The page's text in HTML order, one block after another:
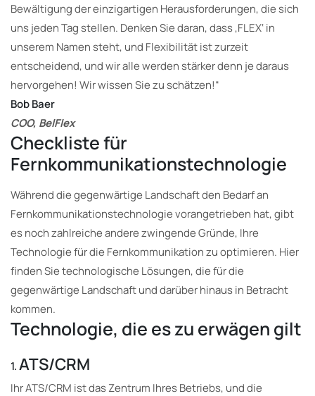
Bewältigung der einzigartigen Herausforderungen, die sich
uns jeden Tag stellen. Denken Sie daran, dass ‚FLEX‘ in
unserem Namen steht, und Flexibilität ist zurzeit
entscheidend, und wir alle werden stärker denn je daraus
hervorgehen! Wir wissen Sie zu schätzen!“
Bob Baer
COO, BelFlex
Checkliste für
Fernkommunikationstechnologie
Während die gegenwärtige Landschaft den Bedarf an
Fernkommunikationstechnologie vorangetrieben hat, gibt
es noch zahlreiche andere zwingende Gründe, Ihre
Technologie für die Fernkommunikation zu optimieren. Hier
finden Sie technologische Lösungen, die für die
gegenwärtige Landschaft und darüber hinaus in Betracht
kommen.
Technologie, die es zu erwägen gilt
1.ATS/CRM
Ihr ATS/CRM ist das Zentrum Ihres Betriebs, und die